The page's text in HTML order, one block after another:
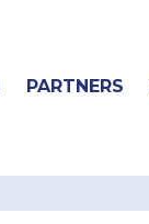
PARTNERS